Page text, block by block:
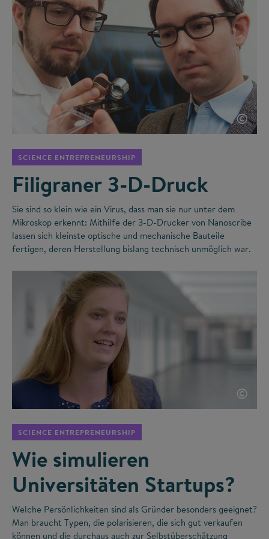
©
SCIENCE ENTREPRENEURSHIP
Filigraner 3-D-Druck
Sie sind so klein wie ein Virus, dass man sie nur unter dem
Mikroskop erkennt: Mithilfe der 3-D-Drucker von Nanoscribe
lassen sich kleinste optische und mechanische Bauteile
fertigen, deren Herstellung bislang technisch unmöglich war.
©
SCIENCE ENTREPRENEURSHIP
Wie simulieren
Universitäten Startups?
Welche Persönlichkeiten sind als Gründer besonders geeignet?
Man braucht Typen, die polarisieren, die sich gut verkaufen
können und die durchaus auch zur Selbstüberschätzung